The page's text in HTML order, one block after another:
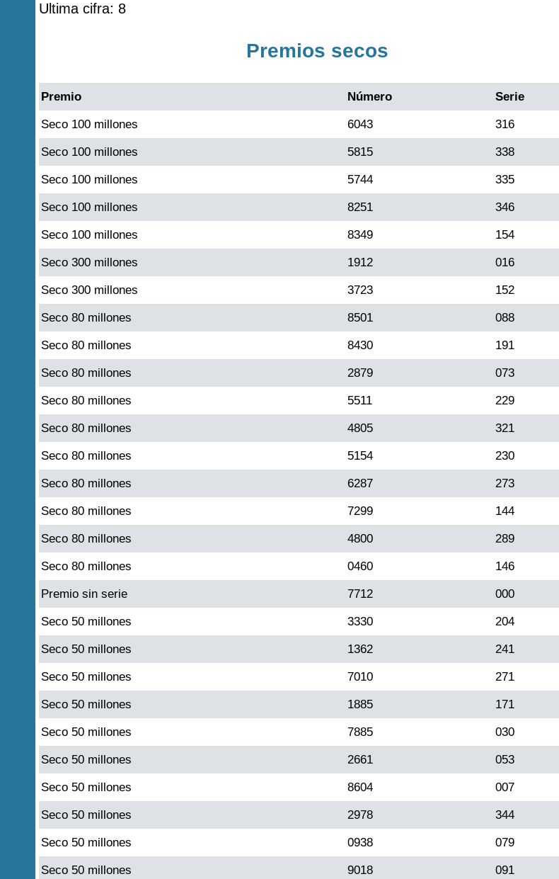
Ultima cifra: 8
Premios secos
Premio Número Serie
Seco 100 millones 6043 316
Seco 100 millones 5815 338
Seco 100 millones 5744 335
Seco 100 millones 8251 346
Seco 100 millones 8349 154
Seco 300 millones 1912 016
Seco 300 millones 3723 152
Seco 80 millones 8501 088
Seco 80 millones 8430 191
Seco 80 millones 2879 073
Seco 80 millones 5511 229
Seco 80 millones 4805 321
Seco 80 millones 5154 230
Seco 80 millones 6287 273
Seco 80 millones 7299 144
Seco 80 millones 4800 289
Seco 80 millones 0460 146
Premio sin serie 7712 000
Seco 50 millones 3330 204
Seco 50 millones 1362 241
Seco 50 millones 7010 271
Seco 50 millones 1885 171
Seco 50 millones 7885 030
Seco 50 millones 2661 053
Seco 50 millones 8604 007
Seco 50 millones 2978 344
Seco 50 millones 0938 079
Seco 50 millones 9018 091